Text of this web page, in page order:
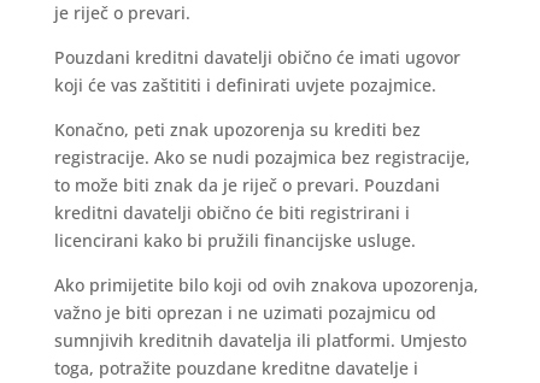
je riječ o prevari.
Pouzdani kreditni davatelji obično će imati ugovor
koji će vas zaštititi i definirati uvjete pozajmice.
Konačno, peti znak upozorenja su krediti bez
registracije. Ako se nudi pozajmica bez registracije,
to može biti znak da je riječ o prevari. Pouzdani
kreditni davatelji obično će biti registrirani i
licencirani kako bi pružili financijske usluge.
Ako primijetite bilo koji od ovih znakova upozorenja,
važno je biti oprezan i ne uzimati pozajmicu od
sumnjivih kreditnih davatelja ili platformi. Umjesto
toga, potražite pouzdane kreditne davatelje i